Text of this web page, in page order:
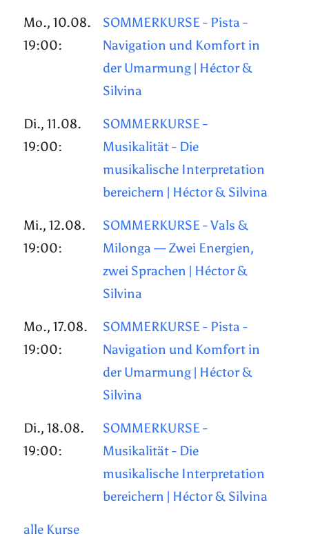
Mo., 10.08.
19:00:
SOMMERKURSE - Pista -
Navigation und Komfort in
der Umarmung | Héctor &
Silvina
Di., 11.08.
19:00:
SOMMERKURSE -
Musikalität - Die
musikalische Interpretation
bereichern | Héctor & Silvina
Mi., 12.08.
19:00:
SOMMERKURSE - Vals &
Milonga — Zwei Energien,
zwei Sprachen | Héctor &
Silvina
Mo., 17.08.
19:00:
SOMMERKURSE - Pista -
Navigation und Komfort in
der Umarmung | Héctor &
Silvina
Di., 18.08.
19:00:
SOMMERKURSE -
Musikalität - Die
musikalische Interpretation
bereichern | Héctor & Silvina
alle Kurse